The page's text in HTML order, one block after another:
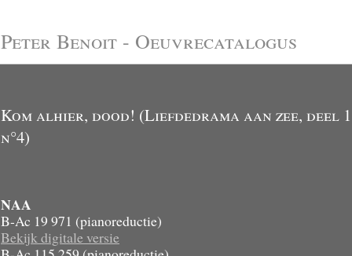
Peter Benoit - Oeuvrecatalogus
Kom alhier, dood! (Liefdedrama aan zee, deel 1
n°4)
NAA
B-Ac 19 971 (pianoreductie)
Bekijk digitale versie